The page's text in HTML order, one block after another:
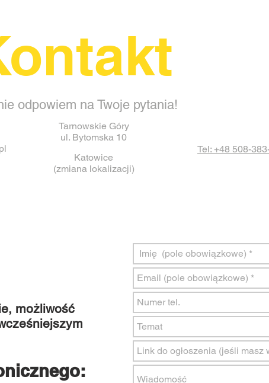
odpowiem na Twoje pytania!
Tarnowskie Góry
ul. Bytomska 10
Katowice
(zmiana lokalizacji)
Tel: +48 508-
możliwość